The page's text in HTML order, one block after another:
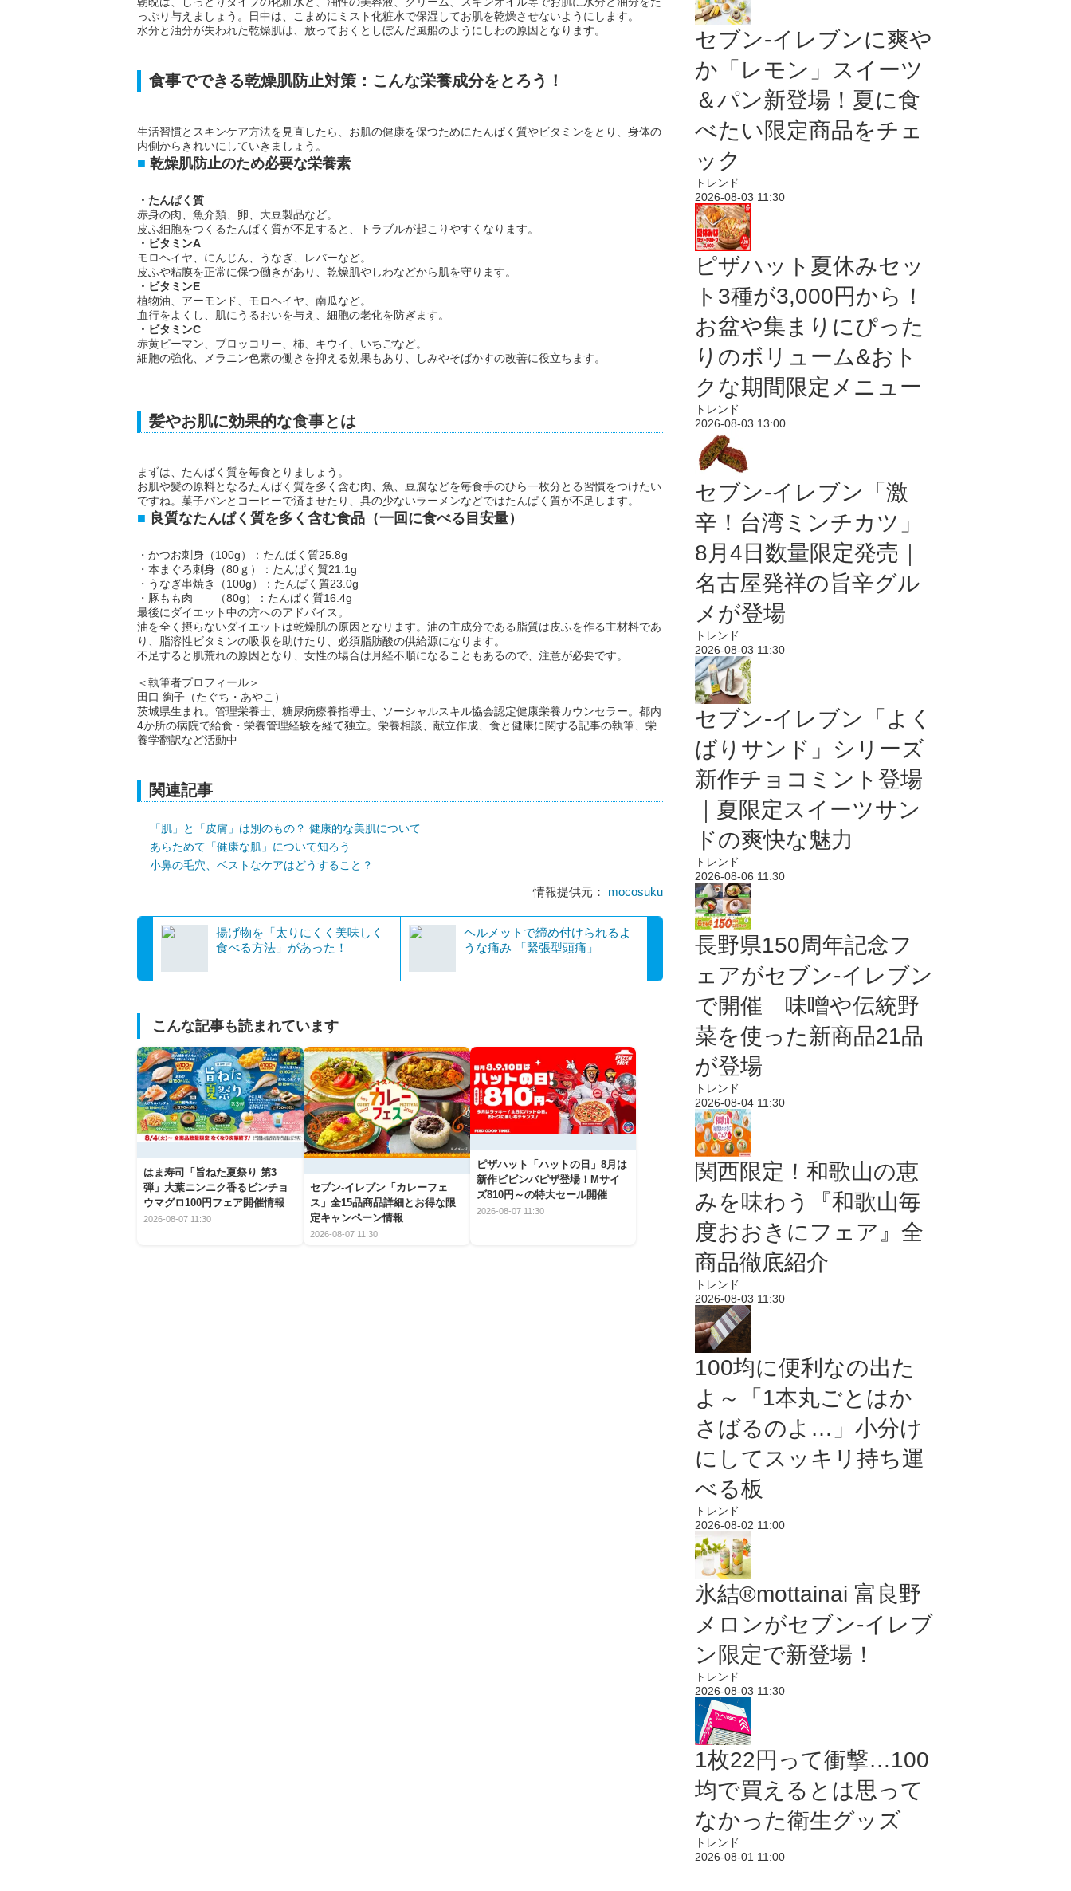
っぷり与えましょう。日中は、こまめにミスト化粧水で保湿してお肌を乾燥させないようにします。
水分と油分が失われた乾燥肌は、放っておくとしぼんだ風船のようにしわの原因となります。
食事でできる乾燥肌防止対策：こんな栄養成分をとろう！
生活習慣とスキンケア方法を見直したら、お肌の健康を保つためにたんぱく質やビタミンをとり、身体の
内側からきれいにしていきましょう。
乾燥肌防止のため必要な栄養素
・たんぱく質
赤身の肉、魚介類、卵、大豆製品など。
皮ふ細胞をつくるたんぱく質が不足すると、トラブルが起こりやすくなります。
・ビタミンA
モロヘイヤ、にんじん、うなぎ、レバーなど。
皮ふや粘膜を正常に保つ働きがあり、乾燥肌やしわなどから肌を守ります。
・ビタミンE
植物油、アーモンド、モロヘイヤ、南瓜など。
血行をよくし、肌にうるおいを与え、細胞の老化を防ぎます。
・ビタミンC
赤黄ピーマン、ブロッコリー、柿、キウイ、いちごなど。
細胞の強化、メラニン色素の働きを抑える効果もあり、しみやそばかすの改善に役立ちます。
髪やお肌に効果的な食事とは
まずは、たんぱく質を毎食とりましょう。
お肌や髪の原料となるたんぱく質を多く含む肉、魚、豆腐などを毎食手のひら一枚分とる習慣をつけたい
ですね。菓子パンとコーヒーで済ませたり、具の少ないラーメンなどではたんぱく質が不足します。
良質なたんぱく質を多く含む食品（一回に食べる目安量）
・かつお刺身（100g）：たんぱく質25.8g
・本まぐろ刺身（80ｇ）：たんぱく質21.1g
・うなぎ串焼き（100g）：たんぱく質23.0g
・豚もも肉 （80g）：たんぱく質16.4g
最後にダイエット中の方へのアドバイス。
油を全く摂らないダイエットは乾燥肌の原因となります。油の主成分である脂質は皮ふを作る主材料であ
り、脂溶性ビタミンの吸収を助けたり、必須脂肪酸の供給源になります。
不足すると肌荒れの原因となり、女性の場合は月経不順になることもあるので、注意が必要です。
＜執筆者プロフィール＞
田口 絢子（たぐち・あやこ）
茨城県生まれ。管理栄養士、糖尿病療養指導士、ソーシャルスキル協会認定健康栄養カウンセラー。都内
4か所の病院で給食・栄養管理経験を経て独立。栄養相談、献立作成、食と健康に関する記事の執筆、栄
養学翻訳など活動中
関連記事
「肌」と「皮膚」は別のもの？ 健康的な美肌について
あらためて「健康な肌」について知ろう
小鼻の毛穴、ベストなケアはどうすること？
情報提供元： mocosuku
揚げ物を「太りにくく美味しく
食べる方法」があった！
ヘルメットで締め付けられるよ
うな痛み 「緊張型頭痛」
こんな記事も読まれています
はま寿司「旨ねた夏祭り 第3
弾」大葉ニンニク香るビンチョ
ウマグロ100円フェア開催情報
2026-08-07 11:30
セブン‐イレブン「カレーフェ
ス」全15品商品詳細とお得な限
定キャンペーン情報
2026-08-07 11:30
ピザハット「ハットの日」8月は
新作ビビンバピザ登場！Mサイ
ズ810円～の特大セール開催
2026-08-07 11:30
セブン‐イレブンに爽や
か「レモン」スイーツ
＆パン新登場！夏に食
べたい限定商品をチェ
ック
トレンド
2026-08-03 11:30
ピザハット夏休みセッ
ト3種が3,000円から！
お盆や集まりにぴった
りのボリューム&おト
クな期間限定メニュー
トレンド
2026-08-03 13:00
セブン-イレブン「激
辛！台湾ミンチカツ」
8月4日数量限定発売｜
名古屋発祥の旨辛グル
メが登場
トレンド
2026-08-03 11:30
セブン‐イレブン「よく
ばりサンド」シリーズ
新作チョコミント登場
｜夏限定スイーツサン
ドの爽快な魅力
トレンド
2026-08-06 11:30
長野県150周年記念フ
ェアがセブン-イレブン
で開催 味噌や伝統野
菜を使った新商品21品
が登場
トレンド
2026-08-04 11:30
関西限定！和歌山の恵
みを味わう『和歌山毎
度おおきにフェア』全
商品徹底紹介
トレンド
2026-08-03 11:30
100均に便利なの出た
よ～「1本丸ごとはか
さばるのよ…」小分け
にしてスッキリ持ち運
べる板
トレンド
2026-08-02 11:00
氷結®mottainai 富良野
メロンがセブン‐イレブ
ン限定で新登場！
トレンド
2026-08-03 11:30
1枚22円って衝撃…100
均で買えるとは思って
なかった衛生グッズ
トレンド
2026-08-01 11:00